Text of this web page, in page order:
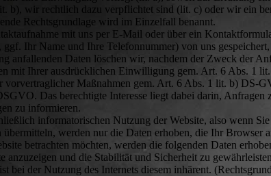
b), wir rechtlich dazu verpflichtet sind (lit. c) oder wir ein
Rechtsgrundlage wird im Einzelfall benannt.
mit uns per E-Mail oder über ein
ggf. Ihr Name und Ihre Telefonnummer) von uns
anfallenden Daten löschen wir, nachdem der Zweck der
mit Ihrer ausdrücklichen Einwilligung gem. Art. 6 Abs. 1
vorvertraglicher Maßnahmen gem. Art. 6 Abs. 1 lit. b) DS-
Das berechtigte Interesse liegt dabei darin, Anfragen
zu informieren.
informatorischen Nutzung der Website, also wenn
übermitteln, werden nur die Daten erhoben, die Ihr Browser
betrachten möchten, werden die folgenden Daten
anzuzeigen und die Stabilität und Sicherheit zu
bei der Nutzung des Internets diesem inhärent.